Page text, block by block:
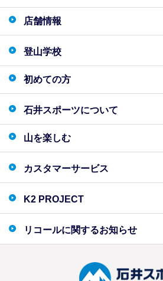
店舗情報
登山学校
初めての方
石井スポーツについて
山を楽しむ
カスタマーサービス
K2 PROJECT
リコールに関するお知らせ